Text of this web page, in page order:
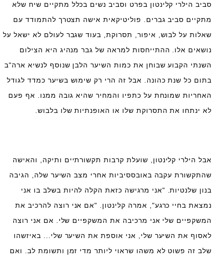
סביב הילרי קלינטון בפרט וסביב נשים בכלל מתקיים שיח שלא
מתקיים סביב גברים. פוליטיקאית אישה תצטרך להתמודד עם
שאלות על לבוש, איפור, תסרוקת, בעוד שגבר לעולם לא ישאל על
נושאים אלו. ההתייחסות למראה של גבר מנהיג היא הצילום
השנתי הקבוע שבוחן את כמות השיער הלבן שנוסף לנשיא ארה"ב
בתום כל שנת כהונה. אבל זה הרי רק שימוש בשיער כמדד לגודל
האחריות שמונחת על כתפיו והמחיר שהיא גובה ממנו. אף פעם
לא ינתחו את התסרוקת שלו או האופנתיות שלו בלבוש.
אבל הילרי קלינטון, שועלת קרבות תקשורתיים ותיקה, והאישה
שהתקשורת עקבה באובססיביות אחרי מצב השיער שלה, הגיבה
בנון שלנטיות. "אני מרגישה כזאת הקלה להיות בשלב בו אני
נמצאת בחיי כרגע", אמרה קלינטון. "אם אני רוצה להרכיב את
המשקפיים שלי אני מרכיבה את המשקפיים שלי. אם אני רוצה
לאסוף את השיער שלי, אני אוספת את השיער שלי... באיזשהו
שלב זה פשוט לא משהו שראוי ליותר מדי זמן ותשומת לב. ואם